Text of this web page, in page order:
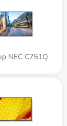
NEC C751Q